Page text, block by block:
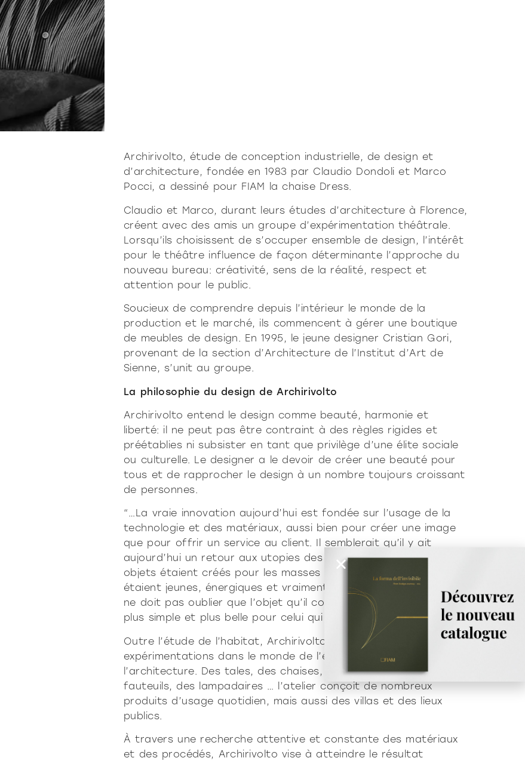
DOUX DÉTERMINÉ
Archirivolto, étude de conception industrielle, de design et
d’architecture, fondée en 1983 par Claudio Dondoli et Marco
Pocci, a dessiné pour FIAM la chaise Dress.
Claudio et Marco, durant leurs études d’architecture à Florence,
créent avec des amis un groupe d’expérimentation théâtrale.
Lorsqu’ils choisissent de s’occuper ensemble de design, l’intérêt
pour le théâtre influence de façon déterminante l’approche du
nouveau bureau: créativité, sens de la réalité, respect et
attention pour le public.
Soucieux de comprendre depuis l’intérieur le monde de la
production et le marché, ils commencent à gérer une boutique
de meubles de design. En 1995, le jeune designer Cristian Gori,
provenant de la section d’Architecture de l’Institut d’Art de
Sienne, s’unit au groupe.
La philosophie du design de Archirivolto
Archirivolto entend le design comme beauté, harmonie et
liberté: il ne peut pas être contraint à des règles rigides et
préétablies ni subsister en tant que privilège d’une élite sociale
ou culturelle. Le designer a le devoir de créer une beauté pour
tous et de rapprocher le design à un nombre toujours croissant
de personnes.
“…La vraie innovation aujourd’hui est fondée sur l’usage de la
technologie et des matériaux, aussi bien pour créer une image
que pour offrir un service au client. Il semblerait qu’il y ait
aujourd’hui un retour aux utopies des années 70, lorsque les
objets étaient créés pour les masses et les entrepreneurs
étaient jeunes, énergiques et vraiment novateurs … Le designer
ne doit pas oublier que l’objet qu’il conçoit doit rendre la vie
plus simple et plus belle pour celui qui l’utilise … »
Outre l’étude de l’habitat, Archirivolto se consacre aussi à des
expérimentations dans le monde de l’électronique et de
l’architecture. Des tales, des chaises, des tabourets, des
fauteuils, des lampadaires … l’atelier conçoit de nombreux
produits d’usage quotidien, mais aussi des villas et des lieux
publics.
À travers une recherche attentive et constante des matériaux
et des procédés, Archirivolto vise à atteindre le résultat